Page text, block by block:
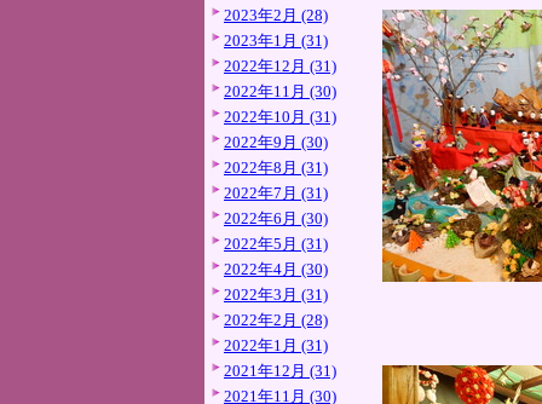
2023年2月 (28)
2023年1月 (31)
2022年12月 (31)
2022年11月 (30)
2022年10月 (31)
2022年9月 (30)
2022年8月 (31)
2022年7月 (31)
2022年6月 (30)
2022年5月 (31)
2022年4月 (30)
2022年3月 (31)
2022年2月 (28)
2022年1月 (31)
2021年12月 (31)
2021年11月 (30)